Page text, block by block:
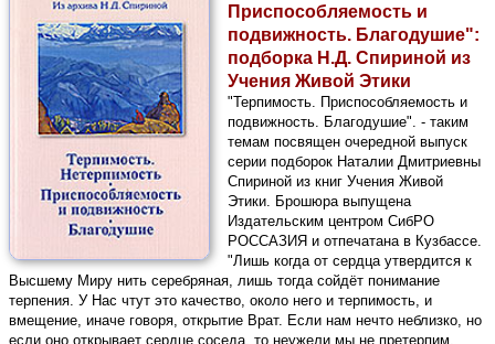
Приспособляемость и
подвижность. Благодушие":
подборка Н.Д. Спириной из
Учения Живой Этики
"Терпимость. Приспособляемость и
подвижность. Благодушие". - таким
темам посвящен очередной выпуск
серии подборок Наталии Дмитриевны
Спириной из книг Учения Живой
Этики. Брошюра выпущена
Издательским центром СибРО
РОССАЗИЯ и отпечатана в Кузбассе.
"Лишь когда от сердца утвердится к
Высшему Миру нить серебряная, лишь тогда сойдёт понимание
терпения. У Нас чтут это качество, около него и терпимость, и
вмещение, иначе говоря, открытие Врат. Если нам нечто неблизко, но
если оно открывает сердце соседа, то неужели мы не претерпим,